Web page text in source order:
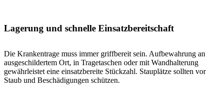
Lagerung und schnelle Einsatzbereitschaft
Die Krankentrage muss immer griffbereit sein. Aufbewahrung an
ausgeschildertem Ort, in Tragetaschen oder mit Wandhalterung
gewährleistet eine einsatzbereite Stückzahl. Stauplätze sollten vor
Staub und Beschädigungen schützen.